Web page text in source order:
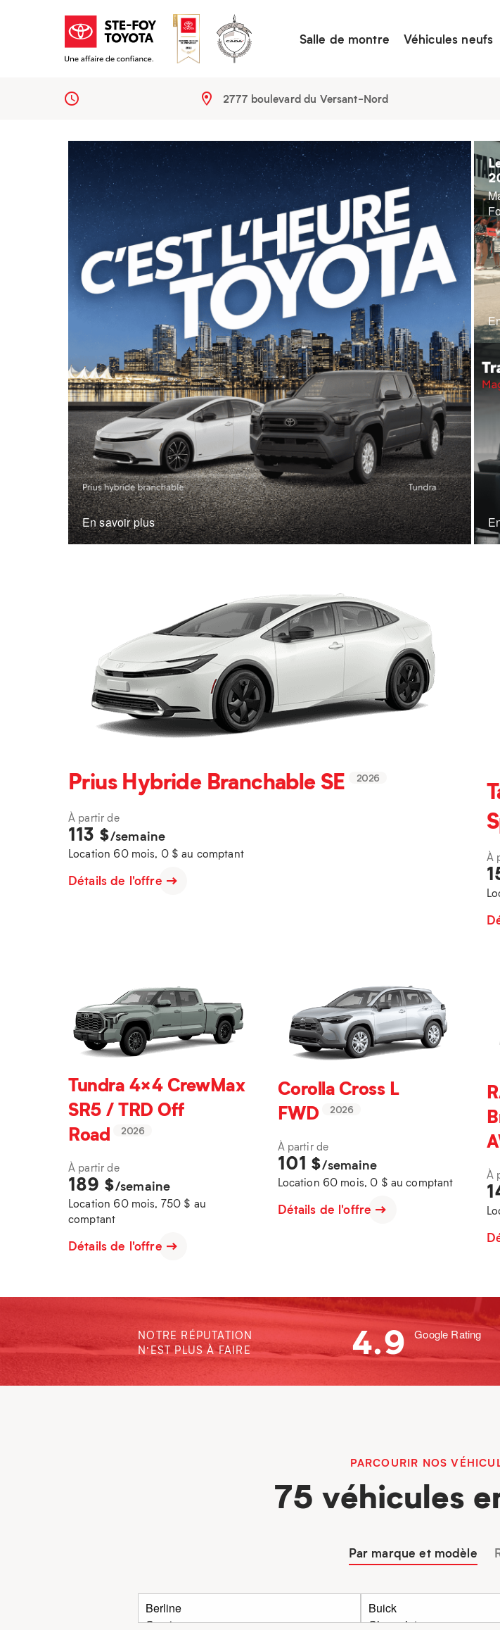
Salle de montre Véhicules neufs
2777 boulevard du Versant-Nord
En savoir plus
Prius Hybride Branchable SE 2026
À partir de
113 $/semaine
Location 60 mois, 0 $ au comptant
Détails de l'offre
À
Tundra 4×4 CrewMax
SR5 / TRD Off
Road
2026
À partir de
189 $/semaine
Location 60 mois, 750 $ au
comptant
Détails de l'offre
Corolla Cross L
FWD
2026
À partir de
101 $/semaine
Location 60 mois, 0 $ au comptant
Détails de l'offre
À
NOTRE RÉPUTATION
N’EST PLUS À FAIRE
Google Rating
4.9
PARCOURIR NOS
75 véhicules
Par marque et modèle